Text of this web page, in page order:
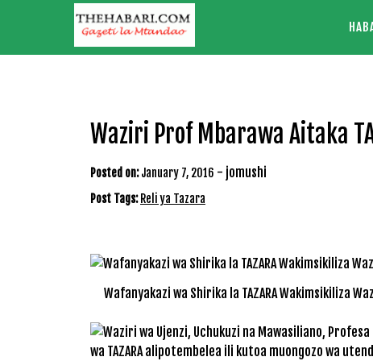
Waziri Prof Mbarawa Aitaka
Posted on: January 7, 2016 - jomushi
Post Tags: Reli ya Tazara
Wafanyakazi wa Shirika la TAZARA Wakimsikiliza